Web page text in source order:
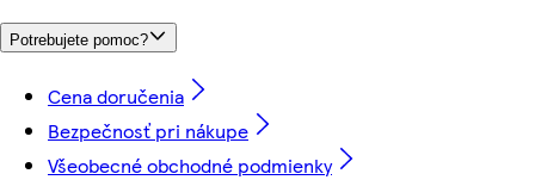
Potrebujete pomoc?
Cena doručenia
Bezpečnosť pri nákupe
Všeobecné obchodné podmienky